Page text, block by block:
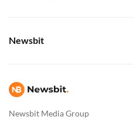
Newsbit Media Group
Newsbit